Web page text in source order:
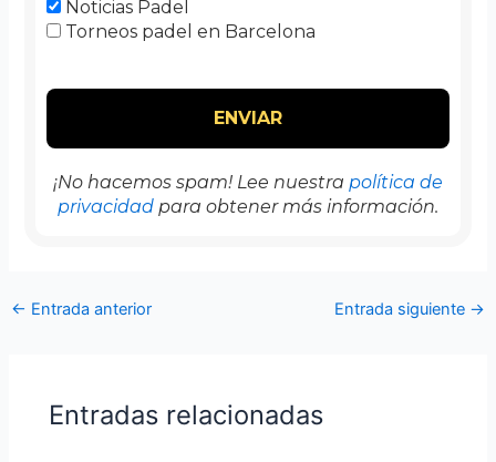
Noticias Padel
Torneos padel en Barcelona
¡No hacemos spam! Lee nuestra política de
privacidad para obtener más información.
← Entrada anterior Entrada siguiente →
Entradas relacionadas